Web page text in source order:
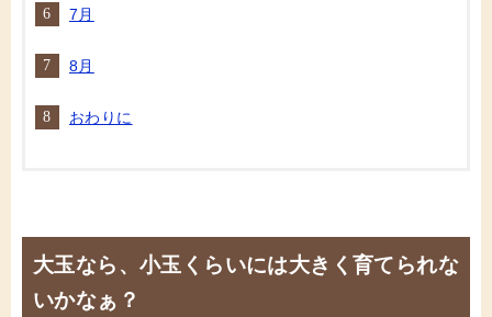
7月
8月
おわりに
大玉なら、小玉くらいには大きく育てられな
いかなぁ？